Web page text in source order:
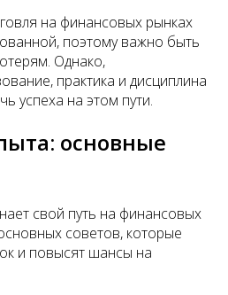
на финансовых рынках
поэтому важно быть
Однако,
практика и дисциплина
успеха на этом пути.
основные
свой путь на финансовых
советов, которые
и повысят шансы на